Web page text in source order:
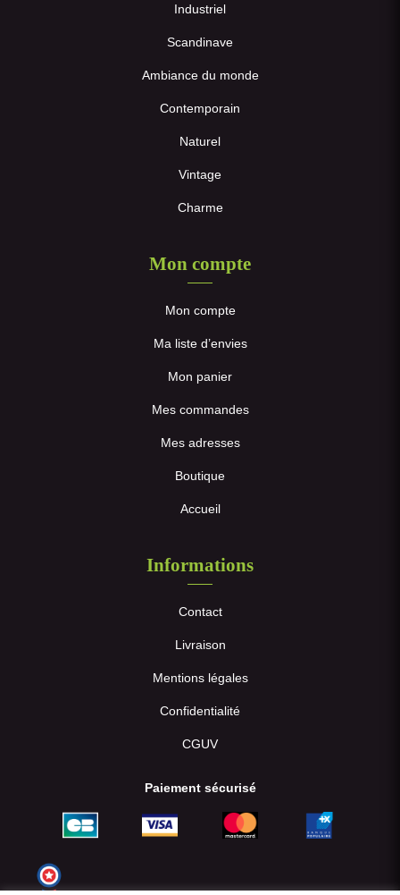
Industriel
Scandinave
Ambiance du monde
Contemporain
Naturel
Vintage
Charme
Mon compte
Mon compte
Ma liste d’envies
Mon panier
Mes commandes
Mes adresses
Boutique
Accueil
Informations
Contact
Livraison
Mentions légales
Confidentialité
CGUV
Paiement sécurisé